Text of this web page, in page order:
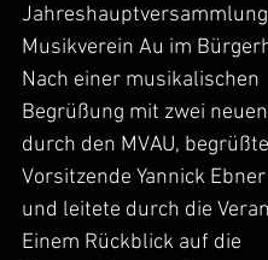
Musikverein Au im
Nach einer musikalischen
Begrüßung mit zwei
durch den MVAU,
Vorsitzende Yannick
und leitete durch die
Einem Rückblick auf die